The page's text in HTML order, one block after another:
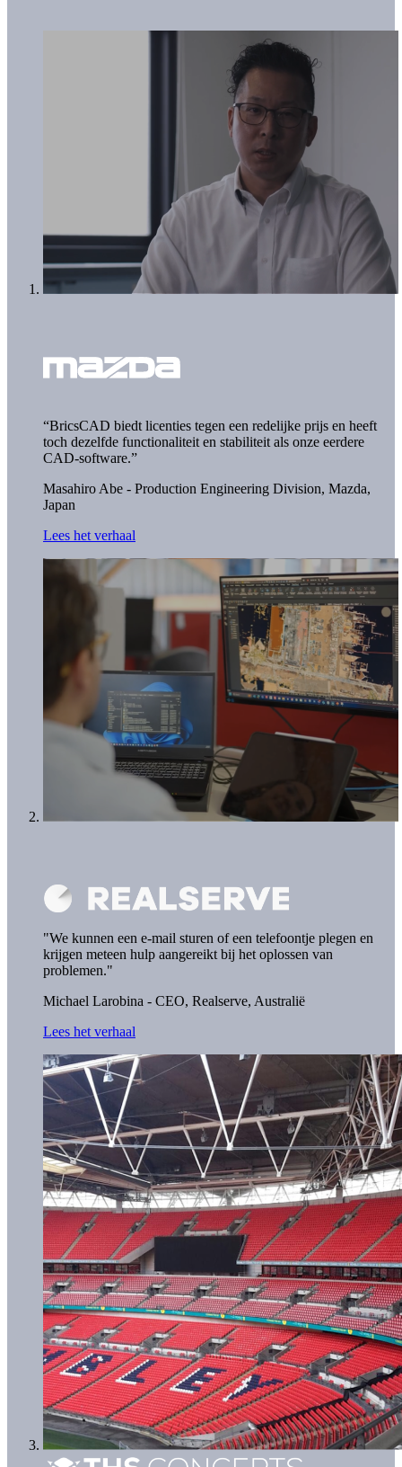
“BricsCAD biedt licenties tegen een redelijke prijs en heeft
toch dezelfde functionaliteit en stabiliteit als onze eerdere
CAD-software.”
Masahiro Abe - Production Engineering Division, Mazda,
Japan
Lees het verhaal
"We kunnen een e-mail sturen of een telefoontje plegen en
krijgen meteen hulp aangereikt bij het oplossen van
problemen."
Michael Larobina - CEO, Realserve, Australië
Lees het verhaal